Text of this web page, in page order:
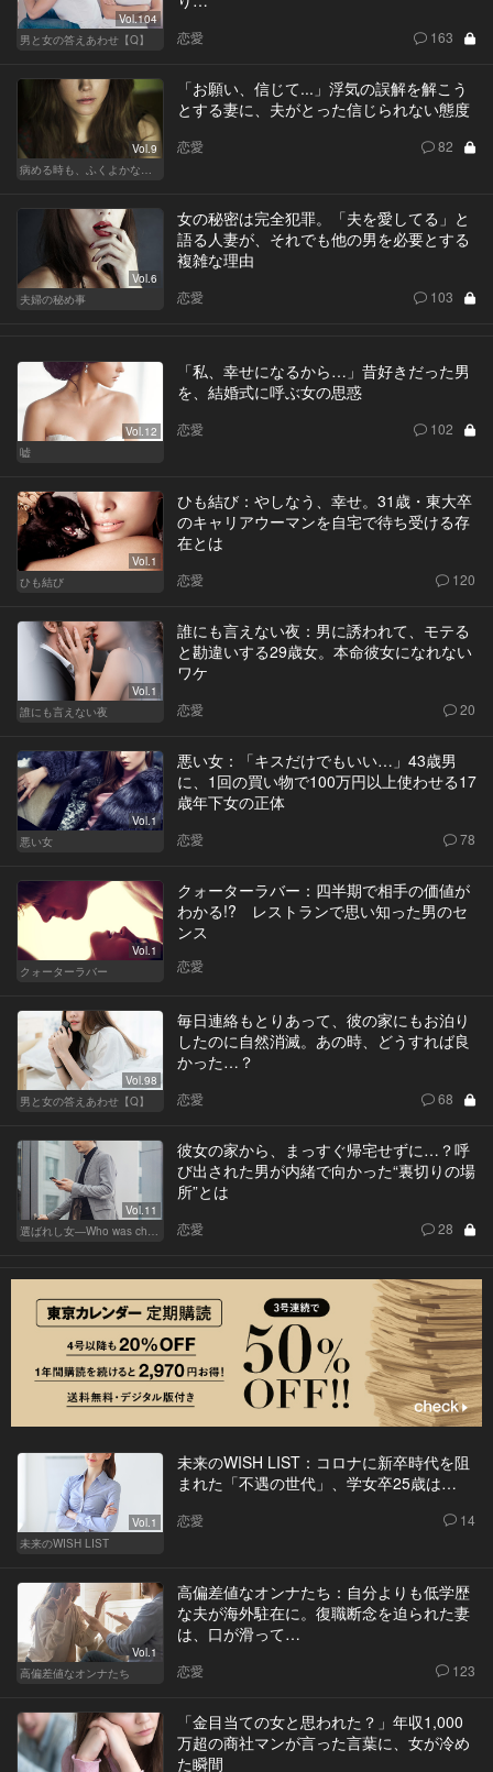
Vol.104
男と女の答えあわせ【Q】
恋愛 163
Vol.9
病める時も、ふくよかなる時も
「お願い、信じて...」浮気の誤解を解こう
とする妻に、夫がとった信じられない態度
恋愛 82
Vol.6
夫婦の秘め事
女の秘密は完全犯罪。「夫を愛してる」と
語る人妻が、それでも他の男を必要とする
複雑な理由
恋愛 103
Vol.12
嘘
「私、幸せになるから…」昔好きだった男
を、結婚式に呼ぶ女の思惑
恋愛 102
Vol.1
ひも結び
ひも結び：やしなう、幸せ。31歳・東大卒
のキャリアウーマンを自宅で待ち受ける存
在とは
恋愛 120
Vol.1
誰にも言えない夜
誰にも言えない夜：男に誘われて、モテる
と勘違いする29歳女。本命彼女になれない
ワケ
恋愛 20
Vol.1
悪い女
悪い女：「キスだけでもいい…」43歳男
に、1回の買い物で100万円以上使わせる17
歳年下女の正体
恋愛 78
Vol.1
クォーターラバー
クォーターラバー：四半期で相手の価値が
わかる!? レストランで思い知った男のセ
ンス
恋愛
Vol.98
男と女の答えあわせ【Q】
毎日連絡もとりあって、彼の家にもお泊り
したのに自然消滅。あの時、どうすれば良
かった…？
恋愛 68
Vol.11
選ばれし女―Who was chosen？―
彼女の家から、まっすぐ帰宅せずに…？呼
び出された男が内緒で向かった“裏切りの場
所”とは
恋愛 28
Vol.1
未来のWISH LIST
未来のWISH LIST：コロナに新卒時代を阻
まれた「不遇の世代」、学女卒25歳は…
恋愛 14
Vol.1
高偏差値なオンナたち
高偏差値なオンナたち：自分よりも低学歴
な夫が海外駐在に。復職断念を迫られた妻
は、口が滑って…
恋愛 123
「金目当ての女と思われた？」年収1,000
万超の商社マンが言った言葉に、女が冷め
た瞬間